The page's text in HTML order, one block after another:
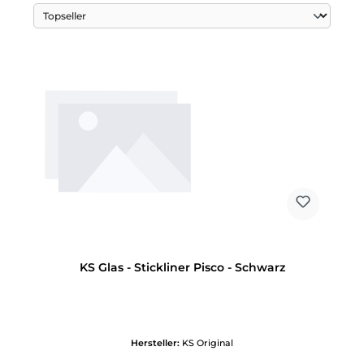
KS Glas - Stickliner Pisco - Schwarz
Hersteller: KS Original